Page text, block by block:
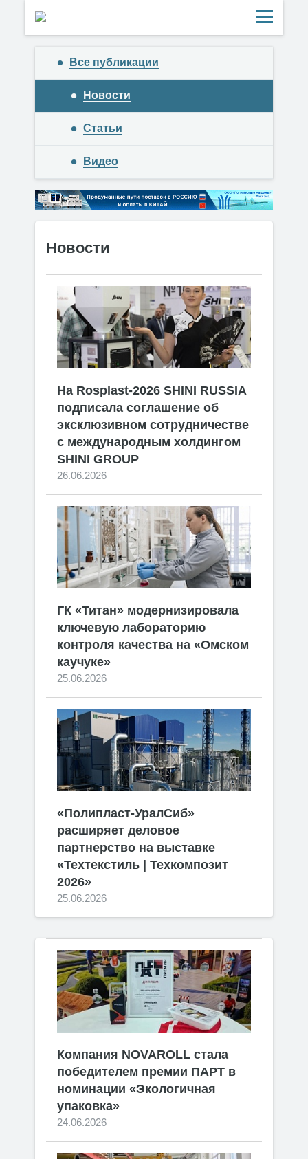
Все публикации
Новости
Статьи
Видео
Новости
На Rosplast-2026 SHINI RUSSIA
подписала соглашение об
эксклюзивном сотрудничестве
с международным холдингом
SHINI GROUP
26.06.2026
ГК «Титан» модернизировала
ключевую лабораторию
контроля качества на «Омском
каучуке»
25.06.2026
«Полипласт-УралСиб»
расширяет деловое
партнерство на выставке
«Техтекстиль | Техкомпозит
2026»
25.06.2026
Компания NOVAROLL стала
победителем премии ПАРТ в
номинации «Экологичная
упаковка»
24.06.2026